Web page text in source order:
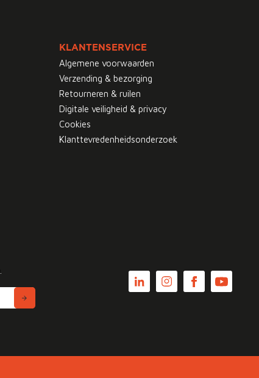
KLANTENSERVICE
Algemene voorwaarden
Verzending & bezorging
Retourneren & ruilen
Digitale veiligheid & privacy
Cookies
Klanttevredenheidsonderzoek